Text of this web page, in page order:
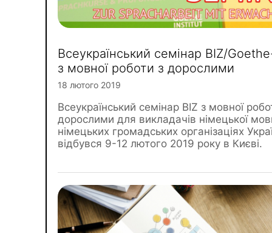
Всеукраїнський семінар BIZ/
з мовної роботи з дорослими
18 лютого 2019
Всеукраїнський семінар BIZ з мовної
дорослими для викладачів німецької
німецьких громадських організаціях
відбувся 9-12 лютого 2019 року в Києві.